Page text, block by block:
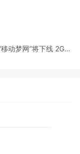
动梦网”将下线 2G手